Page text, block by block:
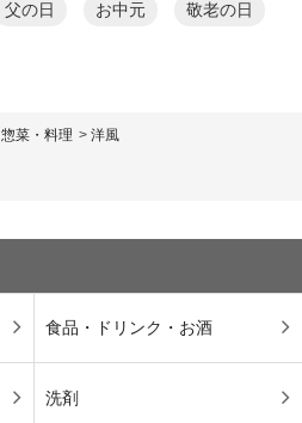
父の日 お中元 敬老の日
惣菜・料理 > 洋風
食品・ドリンク・お酒
洗剤